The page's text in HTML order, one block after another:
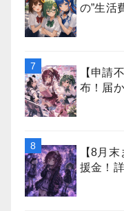
の”生活
【申請
布！届
【8月
援金！